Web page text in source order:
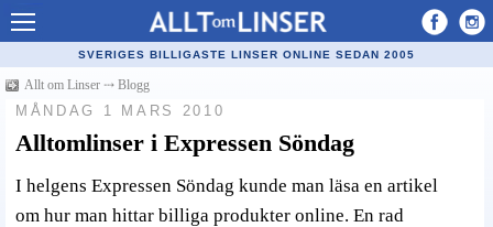
Allt om Linser
Billiga kontaktlinser
Populära linser
SVERIGES BILLIGASTE LINSER ONLINE SEDAN 2005
Allt om Linser ⤏ Blogg
MÅNDAG 1 MARS 2010
Alltomlinser i Expressen Söndag
I helgens Expressen Söndag kunde man läsa en artikel
om hur man hittar billiga produkter online. En rad